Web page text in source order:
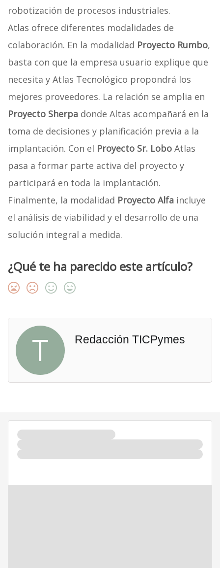
robotización de procesos industriales.
Atlas ofrece diferentes modalidades de
colaboración. En la modalidad Proyecto Rumbo,
basta con que la empresa usuario explique que
necesita y Atlas Tecnológico propondrá los
mejores proveedores. La relación se amplia en
Proyecto Sherpadonde Altas acompañará en la
toma de decisiones y planificación previa a la
implantación. Con el Proyecto Sr. LoboAtlas
pasa a formar parte activa del proyecto y
participará en toda la implantación.
Finalmente, la modalidad Proyecto Alfaincluye
el análisis de viabilidad y el desarrollo de una
solución integral a medida.
¿Qué te ha parecido este artículo?
T Redacción TICPymes